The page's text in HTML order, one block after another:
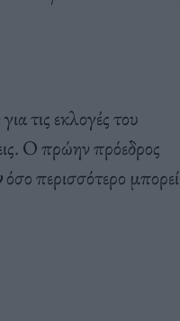
τις εκλογές του
Ο πρώην πρόεδρος
όσο περισσότερο μπορεί